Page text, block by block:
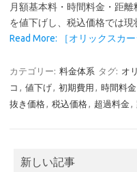
月額基本料・時間料金・距
を値下げし、税込価格では
Read More: ［オリックスカ
カテゴリー: 料金体系 タグ: オ
コ , 値下げ, 初期費用 , 時間料金
抜き価格, 税込価格, 超過料金,
新しい記事